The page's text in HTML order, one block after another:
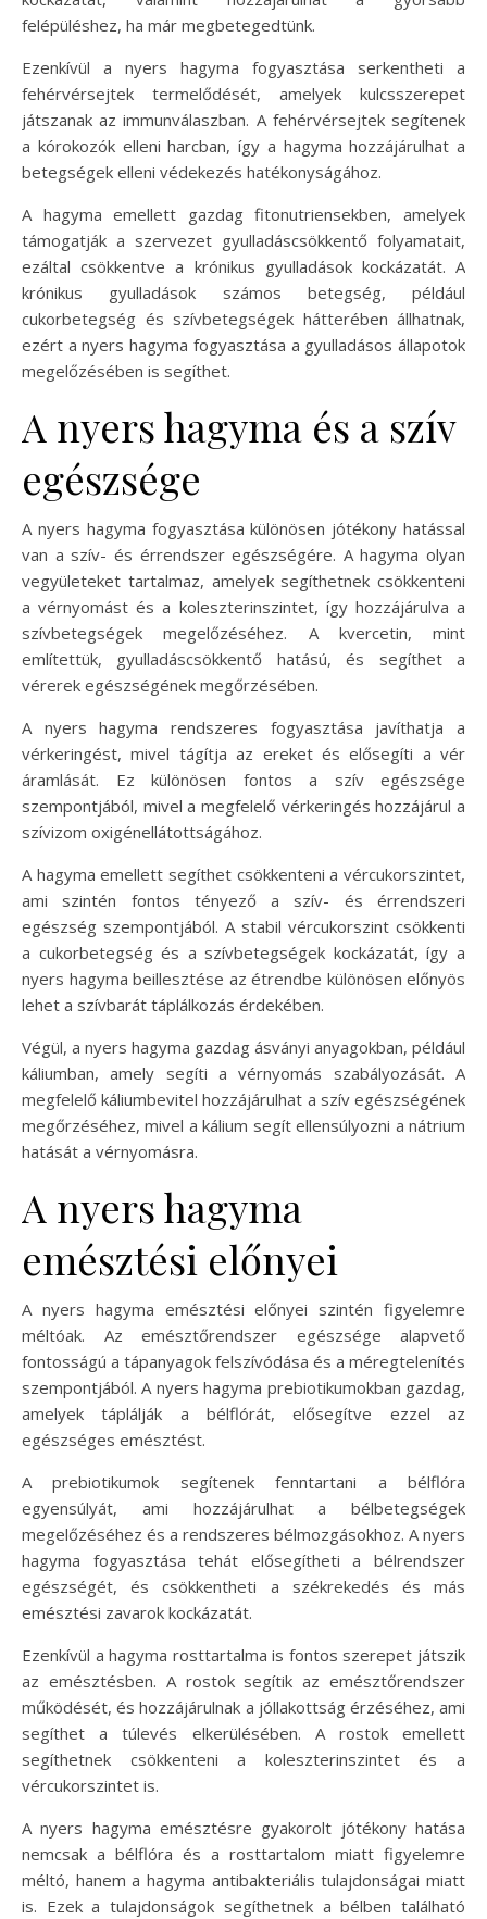
felépüléshez, ha már megbetegedtünk.
Ezenkívül a nyers hagyma fogyasztása serkentheti a
fehérvérsejtek termelődését, amelyek kulcsszerepet
játszanak az immunválaszban. A fehérvérsejtek segítenek
a kórokozók elleni harcban, így a hagyma hozzájárulhat a
betegségek elleni védekezés hatékonyságához.
A hagyma emellett gazdag fitonutriensekben, amelyek
támogatják a szervezet gyulladáscsökkentő folyamatait,
ezáltal csökkentve a krónikus gyulladások kockázatát. A
krónikus gyulladások számos betegség, például
cukorbetegség és szívbetegségek hátterében állhatnak,
ezért a nyers hagyma fogyasztása a gyulladásos állapotok
megelőzésében is segíthet.
A nyers hagyma és a szív
egészsége
A nyers hagyma fogyasztása különösen jótékony hatással
van a szív- és érrendszer egészségére. A hagyma olyan
vegyületeket tartalmaz, amelyek segíthetnek csökkenteni
a vérnyomást és a koleszterinszintet, így hozzájárulva a
szívbetegségek megelőzéséhez. A kvercetin, mint
említettük, gyulladáscsökkentő hatású, és segíthet a
vérerek egészségének megőrzésében.
A nyers hagyma rendszeres fogyasztása javíthatja a
vérkeringést, mivel tágítja az ereket és elősegíti a vér
áramlását. Ez különösen fontos a szív egészsége
szempontjából, mivel a megfelelő vérkeringés hozzájárul a
szívizom oxigénellátottságához.
A hagyma emellett segíthet csökkenteni a vércukorszintet,
ami szintén fontos tényező a szív- és érrendszeri
egészség szempontjából. A stabil vércukorszint csökkenti
a cukorbetegség és a szívbetegségek kockázatát, így a
nyers hagyma beillesztése az étrendbe különösen előnyös
lehet a szívbarát táplálkozás érdekében.
Végül, a nyers hagyma gazdag ásványi anyagokban, például
káliumban, amely segíti a vérnyomás szabályozását. A
megfelelő káliumbevitel hozzájárulhat a szív egészségének
megőrzéséhez, mivel a kálium segít ellensúlyozni a nátrium
hatását a vérnyomásra.
A nyers hagyma
emésztési előnyei
A nyers hagyma emésztési előnyei szintén figyelemre
méltóak. Az emésztőrendszer egészsége alapvető
fontosságú a tápanyagok felszívódása és a méregtelenítés
szempontjából. A nyers hagyma prebiotikumokban gazdag,
amelyek táplálják a bélflórát, elősegítve ezzel az
egészséges emésztést.
A prebiotikumok segítenek fenntartani a bélflóra
egyensúlyát, ami hozzájárulhat a bélbetegségek
megelőzéséhez és a rendszeres bélmozgásokhoz. A nyers
hagyma fogyasztása tehát elősegítheti a bélrendszer
egészségét, és csökkentheti a székrekedés és más
emésztési zavarok kockázatát.
Ezenkívül a hagyma rosttartalma is fontos szerepet játszik
az emésztésben. A rostok segítik az emésztőrendszer
működését, és hozzájárulnak a jóllakottság érzéséhez, ami
segíthet a túlevés elkerülésében. A rostok emellett
segíthetnek csökkenteni a koleszterinszintet és a
vércukorszintet is.
A nyers hagyma emésztésre gyakorolt jótékony hatása
nemcsak a bélflóra és a rosttartalom miatt figyelemre
méltó, hanem a hagyma antibakteriális tulajdonságai miatt
is. Ezek a tulajdonságok segíthetnek a bélben található